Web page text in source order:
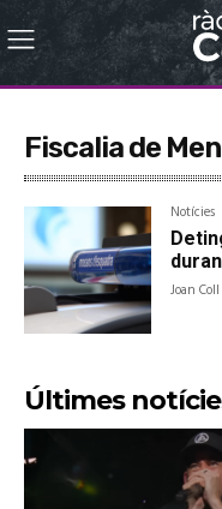
Fiscalia de
Notícies
Joan
Últimes